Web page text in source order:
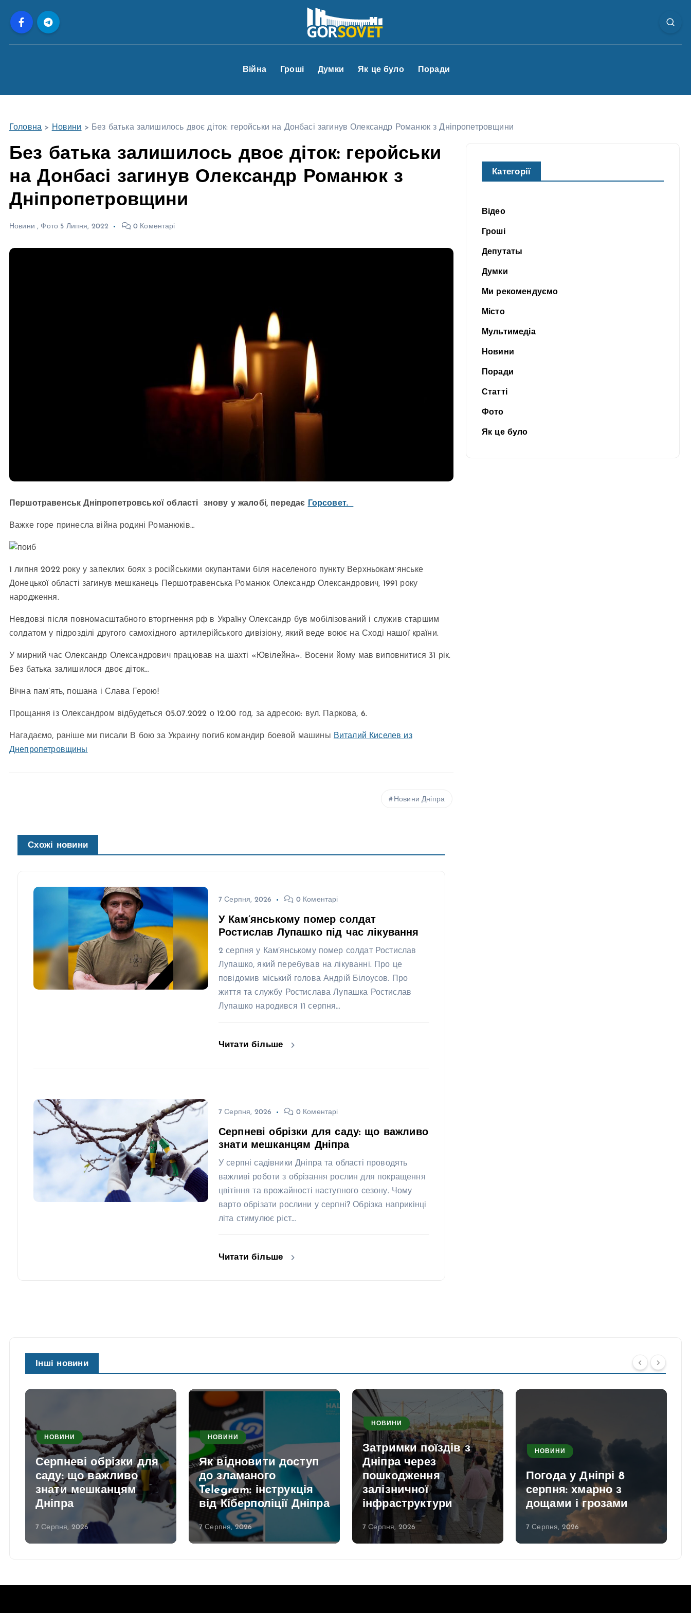
Війна Гроші Думки Як це було Поради
Головна > Новини > Без батька залишилось двоє діток: геройськи на Донбасі загинув Олександр Романюк з Дніпропетровщини
Без батька залишилось двоє діток: геройськи
на Донбасі загинув Олександр Романюк з
Дніпропетровщини
Новини , Фото 5 Липня, 2022 0 Коментарі
Першотравенськ Дніпропетровської області знову у жалобі, передає Горсовет.
Важке горе принесла війна родині Романюків…
1 липня 2022 року у запеклих боях з російськими окупантами біля населеного пункту Верхньокам`янське
Донецької області загинув мешканець Першотравенська Романюк Олександр Олександрович, 1991 року
народження.
Невдовзі після повномасштабного вторгнення рф в Україну Олександр був мобілізований і служив старшим
солдатом у підрозділі другого самохідного артилерійського дивізіону, який веде воює на Сході нашої країни.
У мирний час Олександр Олександрович працював на шахті «Ювілейна». Восени йому мав виповнитися 31 рік.
Без батька залишилося двоє діток…
Вічна пам’ять, пошана і Слава Герою!
Прощання із Олександром відбудеться 05.07.2022 о 12.00 год. за адресою: вул. Паркова, 6.
Нагадаємо, раніше ми писали В бою за Украину погиб командир боевой машины Виталий Киселев из
Днепропетровщины
Новини Дніпра
Схожі новини
7 Серпня, 2026 0 Коментарі
У Кам’янському помер солдат
Ростислав Лупашко під час лікування
2 серпня у Кам’янському помер солдат Ростислав
Лупашко, який перебував на лікуванні. Про це
повідомив міський голова Андрій Білоусов. Про
життя та службу Ростислава Лупашка Ростислав
Лупашко народився 11 серпня…
Читати більше
7 Серпня, 2026 0 Коментарі
Серпневі обрізки для саду: що важливо
знати мешканцям Дніпра
У серпні садівники Дніпра та області проводять
важливі роботи з обрізання рослин для покращення
цвітіння та врожайності наступного сезону. Чому
варто обрізати рослини у серпні? Обрізка наприкінці
літа стимулює ріст…
Читати більше
Категорії
Відео
Гроші
Депутаты
Думки
Ми рекомендуємо
Місто
Мультимедіа
Новини
Поради
Статті
Фото
Як це було
Інші новини
НОВИНИ
Серпневі обрізки для
саду: що важливо
знати мешканцям
Дніпра
7 Серпня, 2026
НОВИНИ
Як відновити доступ
до зламаного
Telegram: інструкція
від Кіберполіції Дніпра
7 Серпня, 2026
НОВИНИ
Затримки поїздів з
Дніпра через
пошкодження
залізничної
інфраструктури
7 Серпня, 2026
НОВИНИ
Погода у Дніпрі 8
серпня: хмарно з
дощами і грозами
7 Серпня, 2026